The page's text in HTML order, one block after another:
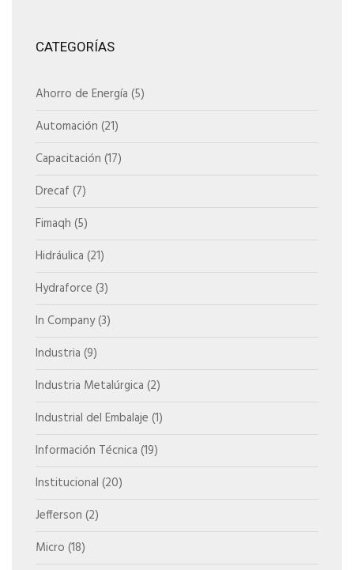
CATEGORÍAS
Ahorro de Energía (5)
Automación (21)
Capacitación (17)
Drecaf (7)
Fimaqh (5)
Hidráulica (21)
Hydraforce (3)
In Company(3)
Industria (9)
Industria Metalúrgica (2)
Industrial del Embalaje (1)
Información Técnica (19)
Institucional (20)
Jefferson (2)
Micro (18)